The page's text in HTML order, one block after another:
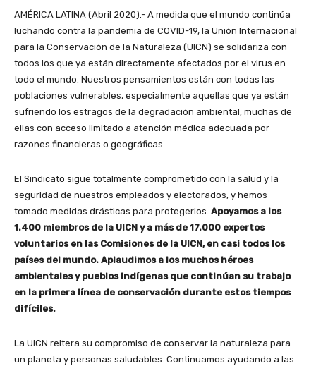
AMÉRICA LATINA (Abril 2020).- A medida que el mundo continúa
luchando contra la pandemia de COVID-19, la Unión Internacional
para la Conservación de la Naturaleza (UICN) se solidariza con
todos los que ya están directamente afectados por el virus en
todo el mundo. Nuestros pensamientos están con todas las
poblaciones vulnerables, especialmente aquellas que ya están
sufriendo los estragos de la degradación ambiental, muchas de
ellas con acceso limitado a atención médica adecuada por
razones financieras o geográficas.
El Sindicato sigue totalmente comprometido con la salud y la
seguridad de nuestros empleados y electorados, y hemos
tomado medidas drásticas para protegerlos. Apoyamos a los
1.400 miembros de la UICN y a más de 17.000 expertos
voluntarios en las Comisiones de la UICN, en casi todos los
países del mundo. Aplaudimos a los muchos héroes
ambientales y pueblos indígenas que continúan su trabajo
en la primera línea de conservación durante estos tiempos
difíciles.
La UICN reitera su compromiso de conservar la naturaleza para
un planeta y personas saludables. Continuamos ayudando a las